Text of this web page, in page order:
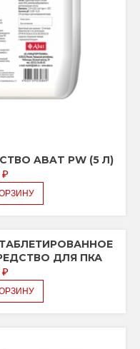
ABAT PW (5 Л)
₽
ТАБЛЕТИРОВАННОЕ
ДЛЯ ПКА
₽